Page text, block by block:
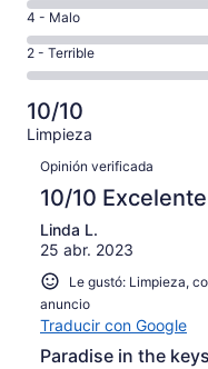
Excelente.
Basada
en
de
1
opiniones
es
decir,
Bueno.
Basada
en
0
de
opiniones
de
6,
es
decir,
Basada
en
opiniones
Puntuación
de
4,
es
decir,
Malo.
en
de
opiniones
4 - Malo
Puntuación
de
2,
es
decir,
Terrible.
Basada
en
de
opiniones
2 - Terrible
10/10
Limpieza
Opiniones
Opinión verificada
10/10 Excelente
Linda L.
25 abr. 2023
Le gustó: Limpieza,
anuncio
Traducir con Google
Paradise in the keys